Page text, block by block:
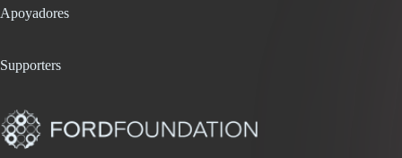
Apoyadores
Supporters